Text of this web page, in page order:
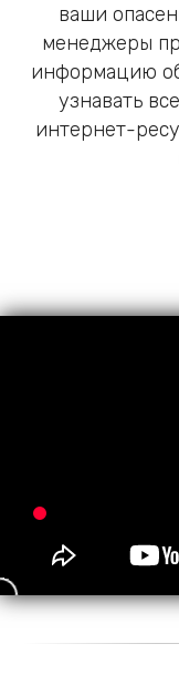
ваши
менеджеры
информацию
узнавать
интернет-